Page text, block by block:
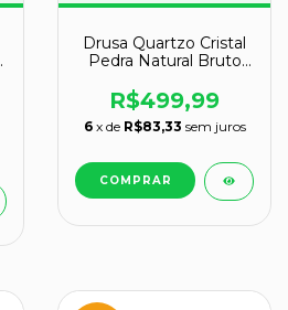
Drusa Quartzo Cristal
Pedra Natural Bruto
R$499,99
6 x de R$83,33 sem juros